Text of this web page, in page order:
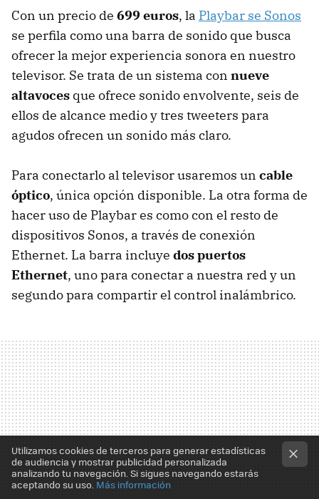
Con un precio de 699 euros, la Playbar se Sonos
se perfila como una barra de sonido que busca
ofrecer la mejor experiencia sonora en nuestro
televisor. Se trata de un sistema con nueve
altavoces que ofrece sonido envolvente, seis de
ellos de alcance medio y tres tweeters para
agudos ofrecen un sonido más claro.
Para conectarlo al televisor usaremos un cable
óptico, única opción disponible. La otra forma de
hacer uso de Playbar es como con el resto de
dispositivos Sonos, a través de conexión
Ethernet. La barra incluye dos puertos
Ethernet, uno para conectar a nuestra red y un
segundo para compartir el control inalámbrico.
Utilizamos cookies de terceros para generar estadísticas
de audiencia y mostrar publicidad personalizada
analizando tu navegación. Si sigues navegando estarás
aceptando su uso. Más información